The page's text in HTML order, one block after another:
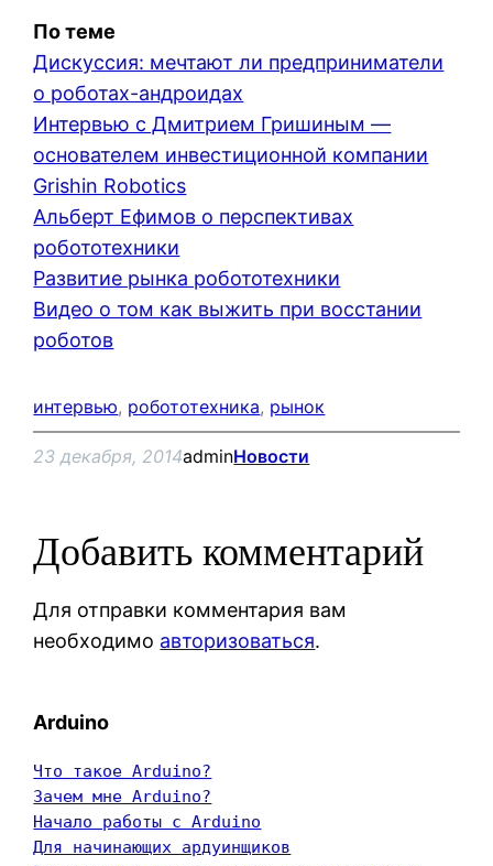
По теме
Дискуссия: мечтают ли предприниматели
о роботах-андроидах
Интервью с Дмитрием Гришиным —
основателем инвестиционной компании
Grishin Robotics
Альберт Ефимов о перспективах
робототехники
Развитие рынка робототехники
Видео о том как выжить при восстании
роботов
интервью, робототехника, рынок
23 декабря, 2014adminНовости
Добавить комментарий
Для отправки комментария вам
необходимо авторизоваться.
Arduino
Что такое Arduino?
Зачем мне Arduino?
Начало работы с Arduino
Для начинающих ардуинщиков